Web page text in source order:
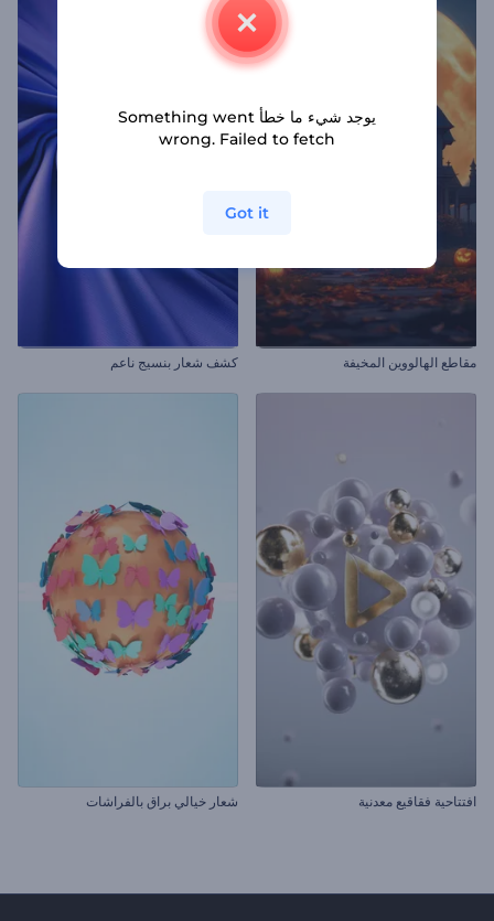
مقاطع الهالووين المخيفة كشف شعار بنسيج ناعم
افتتاحية فقاقيع معدنية شعار خيالي براق بالفراشات
يوجد شيء ما خطأ Something went
wrong. Failed to fetch
Got it